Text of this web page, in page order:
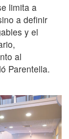
limita a
a definir
y el
al
Parentella.